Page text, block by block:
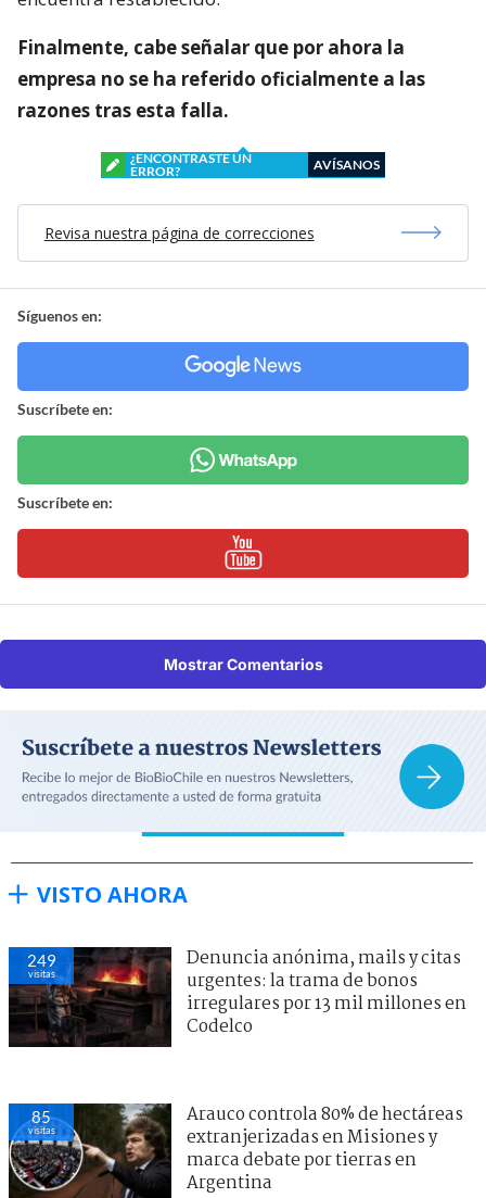
Finalmente, cabe señalar que por ahora la
empresa no se ha referido oficialmente a las
razones tras esta falla.
¿ENCONTRASTE UN
ERROR?
AVÍSANOS
Revisa nuestra página de correcciones
Síguenos en:
Suscríbete en:
Suscríbete en:
Mostrar Comentarios
VISTO AHORA
249
visitas
Denuncia anónima, mails y citas
urgentes: la trama de bonos
irregulares por 13 mil millones en
Codelco
85
visitas
Arauco controla 80% de hectáreas
extranjerizadas en Misiones y
marca debate por tierras en
Argentina